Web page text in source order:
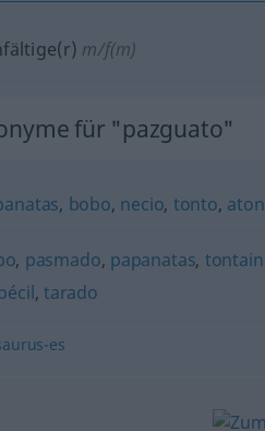
m/f(m)
für "pazguato"
, bobo, necio, tonto,
, pasmado, papanatas,
, tarado
es